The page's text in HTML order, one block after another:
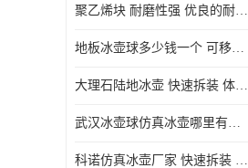
MGA滑板滑块
MGE滑板滑块
聚乙烯块 耐磨性强 优良的耐低温
地板冰壶球多少钱一个 可移动 可拆装 滑行阻力小
大理石陆地冰壶 快速拆装 体积小 重量轻
武汉冰壶球仿真冰壶哪里有卖 趣味性强 体积小 重量轻
科诺仿真冰壶厂家 快速拆装 不受季节影响